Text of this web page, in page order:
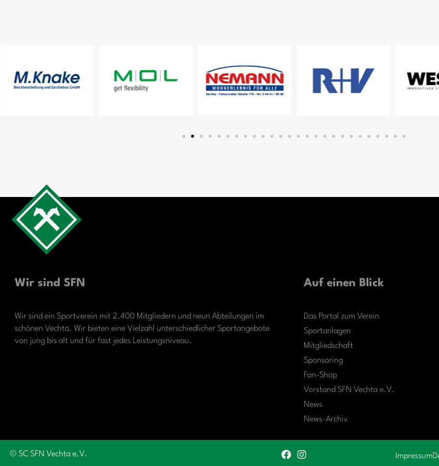
Wir sind SFN
Wir sind ein Sportverein mit 2.400 Mitgliedern und neun Abteilungen im
schönen Vechta. Wir bieten eine Vielzahl unterschiedlicher Sportangebote
von jung bis alt und für fast jedes Leistungsniveau.
Auf einen Blick
Das Portal zum Verein
Sportanlagen
Mitgliedschaft
Sponsoring
Fan-Shop
Vorstand SFN Vechta e.V.
News
News-Archiv
© SC SFN Vechta e.V. Impressum